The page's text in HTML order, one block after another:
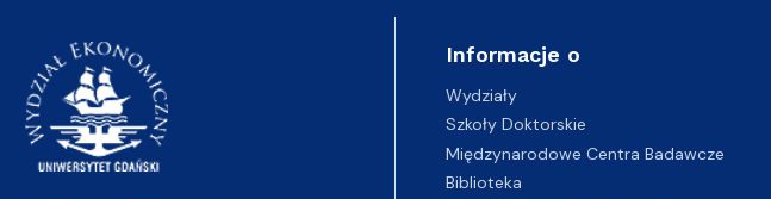
Informacje o
Wydziały
Szkoły Doktorskie
Międzynarodowe Centra Badawcze
Biblioteka